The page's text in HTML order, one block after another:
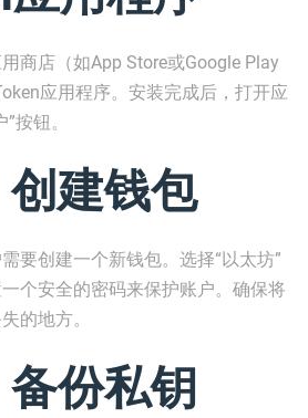
商店（如App Store或Google Play
应用程序。安装完成后，打开应
按钮。
建钱包
要创建一个新钱包。选择“以太坊”
个安全的密码来保护账户。确保将
的地方。
份私钥